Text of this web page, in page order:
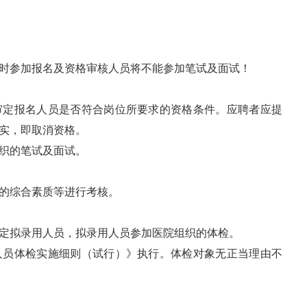
加报名及资格审核人员将不能参加笔试及面试！
报名人员是否符合岗位所要求的资格条件。应聘者应提
，即取消资格。
的笔试及面试。
综合素质等进行考核。
录用人员，拟录用人员参加医院组织的体检。
检实施细则（试行）》执行。体检对象无正当理由不